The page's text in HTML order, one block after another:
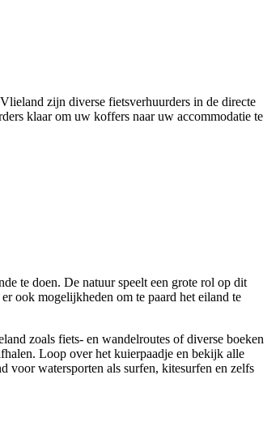
zijn diverse fietsverhuurders in de directe
klaar om uw koffers naar uw accommodatie te
te doen. De natuur speelt een grote rol op dit
ook mogelijkheden om te paard het eiland te
zoals fiets- en wandelroutes of diverse boeken
Loop over het kuierpaadje en bekijk alle
voor watersporten als surfen, kitesurfen en zelfs